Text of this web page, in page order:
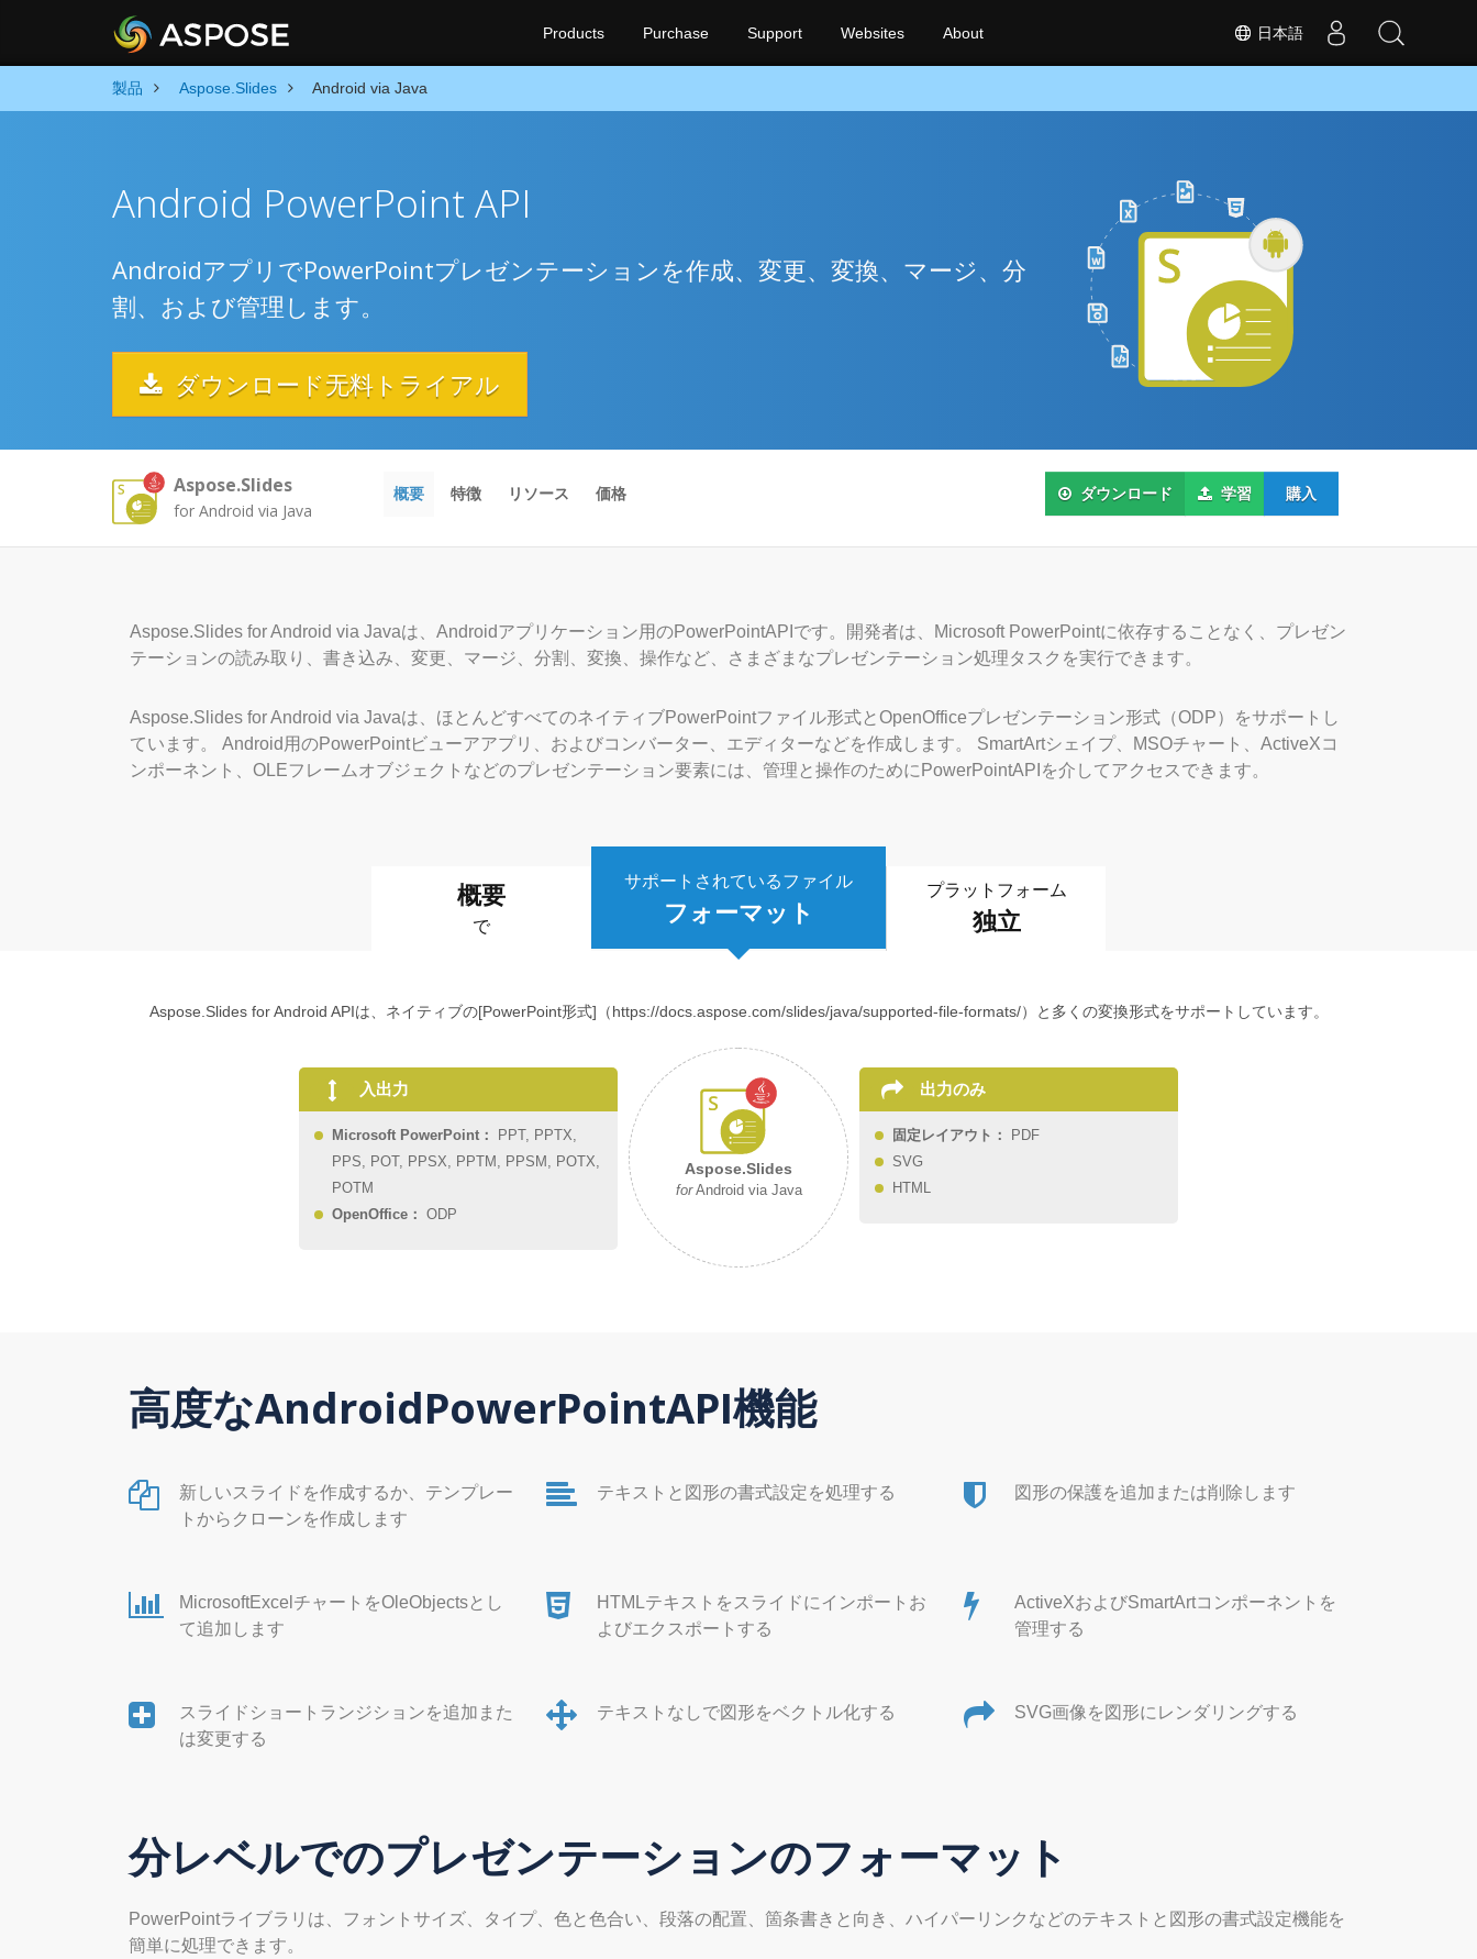
日本語
Products Purchase Support Websites About
製品 Aspose.Slides Android via Java
Android PowerPoint API
AndroidアプリでPowerPointプレゼンテーションを作成、変更、変換、マージ、分
割、および管理します。
ダウンロード无料トライアル
Aspose.Slides
for Android via Java
概要 特徴 リソース 価格 ダウンロード 学習 購入
Aspose.Slides for Android via Javaは、Androidアプリケーション用のPowerPointAPIです。開発者は、Microsoft PowerPointに依存することなく、プレゼン
テーションの読み取り、書き込み、変更、マージ、分割、変換、操作など、さまざまなプレゼンテーション処理タスクを実行できます。
Aspose.Slides for Android via Javaは、ほとんどすべてのネイティブPowerPointファイル形式とOpenOfficeプレゼンテーション形式（ODP）をサポートし
ています。 Android用のPowerPointビューアアプリ、およびコンバーター、エディターなどを作成します。 SmartArtシェイプ、MSOチャート、ActiveXコ
ンポーネント、OLEフレームオブジェクトなどのプレゼンテーション要素には、管理と操作のためにPowerPointAPIを介してアクセスできます。
概要
で
プラットフォーム
独立
サポートされているファイル
フォーマット
Aspose.Slides for Android APIは、ネイティブの[PowerPoint形式]（https://docs.aspose.com/slides/java/supported-file-formats/）と多くの変換形式をサポートしています。
入出力
Microsoft PowerPoint：
PPT, PPTX,
PPS, POT, PPSX, PPTM, PPSM, POTX,
POTM
OpenOffice： ODP
出力のみ
固定レイアウト：
PDF
SVG
HTML
Aspose.Slides
forAndroid via Java
高度なAndroidPowerPointAPI機能
新しいスライドを作成するか、テンプレー
トからクローンを作成します
テキストと図形の書式設定を処理する 図形の保護を追加または削除します
MicrosoftExcelチャートをOleObjectsとし
て追加します
HTMLテキストをスライドにインポートお
よびエクスポートする
ActiveXおよびSmartArtコンポーネントを
管理する
スライドショートランジションを追加また
は変更する
テキストなしで図形をベクトル化する SVG画像を図形にレンダリングする
分レベルでのプレゼンテーションのフォーマット
PowerPointライブラリは、フォントサイズ、タイプ、色と色合い、段落の配置、箇条書きと向き、ハイパーリンクなどのテキストと図形の書式設定機能を
簡単に処理できます。